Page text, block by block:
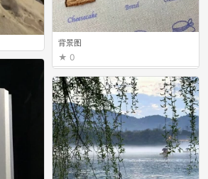
背景图
0